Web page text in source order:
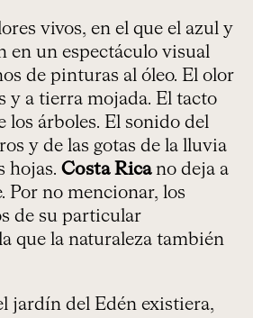
vivos, en el que el azul y
en un espectáculo visual
de pinturas al óleo. El olor
y a tierra mojada. El tacto
los árboles. El sonido del
y de las gotas de la lluvia
hojas. Costa Ricano deja a
Por no mencionar, los
de su particular
que la naturaleza también
jardín del Edén existiera,